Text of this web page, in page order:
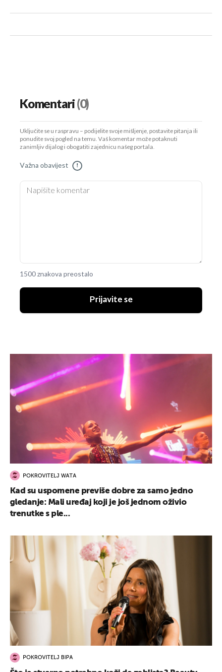
Komentari(0)
Uključite se u raspravu – podijelite svoje mišljenje, postavite pitanja ili
ponudite svoj pogled na temu. Vaš komentar može potaknuti
zanimljiv dijalog i obogatiti zajednicu našeg portala.
Važna obavijest !
1500 znakova preostalo
Prijavite se
POKROVITELJ WATA
Kad su uspomene previše dobre za samo jedno
gledanje: Mali uređaj koji je još jednom oživio
trenutke s ple...
POKROVITELJ BIPA